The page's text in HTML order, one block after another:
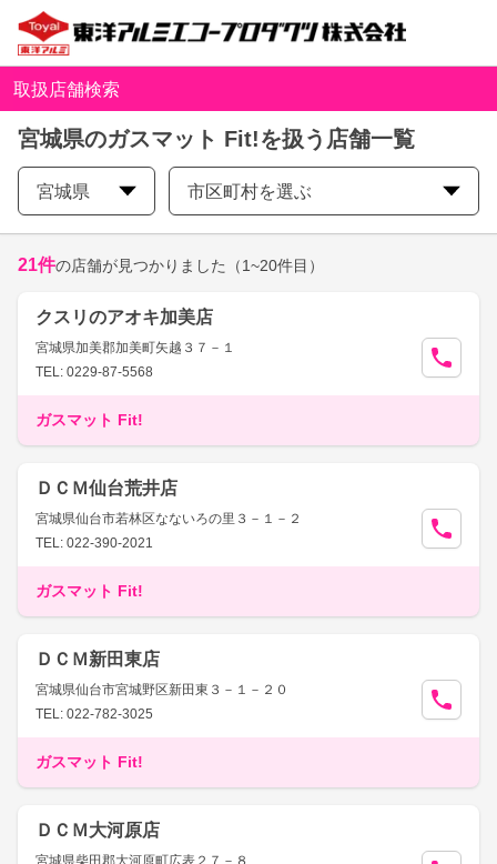
取扱店舗検索
宮城県のガスマット Fit!を扱う店舗一覧
宮城県 市区町村を選ぶ
21件の店舗が見つかりました （1~20件目）
クスリのアオキ加美店
宮城県加美郡加美町矢越３７－１
TEL: 0229-87-5568
ガスマット Fit!
ＤＣＭ仙台荒井店
宮城県仙台市若林区なないろの里３－１－２
TEL: 022-390-2021
ガスマット Fit!
ＤＣＭ新田東店
宮城県仙台市宮城野区新田東３－１－２０
TEL: 022-782-3025
ガスマット Fit!
ＤＣＭ大河原店
宮城県柴田郡大河原町広表２７－８